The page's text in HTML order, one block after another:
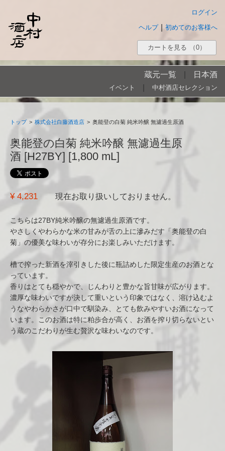
ログイン
初めてのお客様へ
ヘルプ
カートを見る （0）
蔵元一覧 日本酒
イベント 中村酒店セレクション
トップ > 株式会社白藤酒造店 > 奥能登の白菊 純米吟醸 無濾過生原酒
奥能登の白菊 純米吟醸 無濾過生原
酒 [H27BY] [1,800 mL]
¥ 4,231 現在お取り扱いしておりません。
こちらは27BY純米吟醸の無濾過生原酒です。
やさしくやわらかな米の甘みが舌の上に滲みだす「奥能登の白
菊」の優美な味わいが存分にお楽しみいただけます。
槽で搾った新酒を滓引きした後に瓶詰めした限定生産のお酒とな
っています。
香りはとても穏やかで、じんわりと豊かな旨甘味が広がります。
濃厚な味わいですが決して重いという印象ではなく、溶け込むよ
うなやわらかさが口中で馴染み、とても飲みやすいお酒になって
います。このお酒は特に粕歩合が高く、お酒を搾り切らないとい
う蔵のこだわりが生む贅沢な味わいなのです。